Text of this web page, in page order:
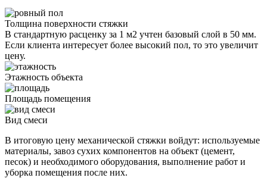
Толщина поверхности стяжки
В стандартную расценку за 1 м2 учтен базовый слой в 50 мм.
Если клиента интересует более высокий пол, то это увеличит
цену.
Этажность объекта
Площадь помещения
Вид смеси
В итоговую цену механической стяжки войдут: используемые
материалы, завоз сухих компонентов на объект (цемент,
песок) и необходимого оборудования, выполнение работ и
уборка помещения после них.